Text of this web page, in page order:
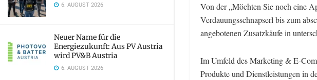
6. AUGUST 2026
Neuer Name für die
Energiezukunft: Aus PV Austria
wird PV&B Austria
6. AUGUST 2026
Von der „Möchten Sie noch eine
Verdauungsschnapserl bis zum
angebotenen Zusatzkäufe in
Im Umfeld des Marketing & E-
Produkte und Dienstleistungen in